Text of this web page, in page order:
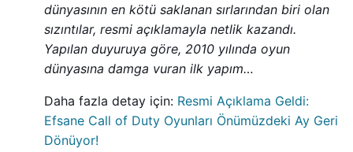
dünyasının en kötü saklanan sırlarından biri olan
sızıntılar, resmi açıklamayla netlik kazandı.
Yapılan duyuruya göre, 2010 yılında oyun
dünyasına damga vuran ilk yapım…
Daha fazla detay için: Resmi Açıklama Geldi:
Efsane Call of Duty Oyunları Önümüzdeki Ay Geri
Dönüyor!